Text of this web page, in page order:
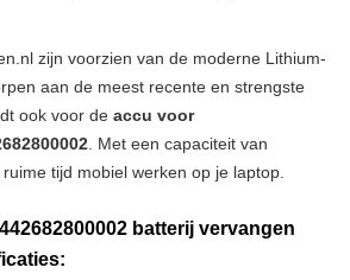
zijn voorzien van de moderne Lithium-
aan de meest recente en strengste
ook voor de accu voor
. Met een capaciteit van
tijd mobiel werken op je laptop.
batterij vervangen